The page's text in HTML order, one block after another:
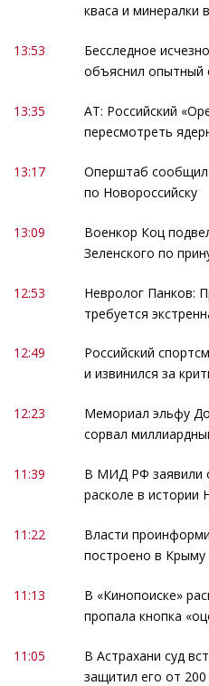
кваса и минералки
13:53
Бесследное
объяснил опытный
13:35
АТ: Российский
пересмотреть
13:17
Оперштаб сообщил
по Новороссийску
13:09
Военкор Коц
Зеленского по
12:53
Невролог Панков:
требуется
12:49
Российский
и извинился за
12:23
Мемориал эльфу
сорвал
11:39
В МИД РФ заявили
расколе в истории
11:22
Власти
построено в Крыму
11:13
В «Кинопоиске»
пропала кнопка
11:05
В Астрахани суд
защитил его от